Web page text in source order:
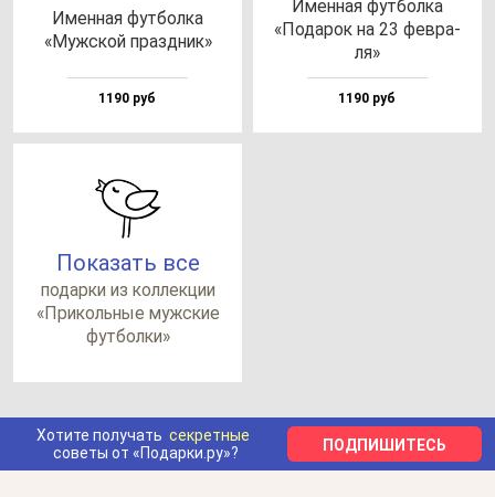
Имен­ная фут­бол­ка
«Муж­ской праз­дник»
1190 руб
Имен­ная фут­бол­ка
«Пода­рок на 23 фев­ра­
ля»
1190 руб
Показать все
по­дар­ки из кол­лек­ции
«При­коль­ные муж­ские
фут­бол­ки»
Хотите получать секретные
советы от «Подарки.ру»?
ПОДПИШИТЕСЬ